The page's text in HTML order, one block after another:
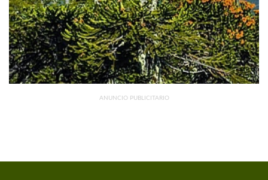
ANUNCIO PUBLICITARIO